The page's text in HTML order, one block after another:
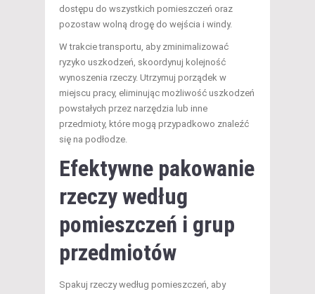
dostępu do wszystkich pomieszczeń oraz
pozostaw wolną drogę do wejścia i windy.
W trakcie transportu, aby zminimalizować
ryzyko uszkodzeń, skoordynuj kolejność
wynoszenia rzeczy. Utrzymuj porządek w
miejscu pracy, eliminując możliwość uszkodzeń
powstałych przez narzędzia lub inne
przedmioty, które mogą przypadkowo znaleźć
się na podłodze.
Efektywne pakowanie
rzeczy według
pomieszczeń i grup
przedmiotów
Spakuj rzeczy według pomieszczeń, aby